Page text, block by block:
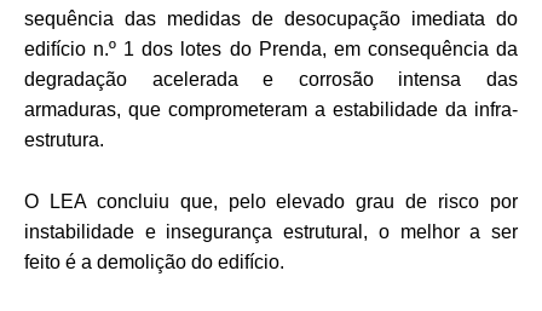
sequência das medidas de desocupação imediata do
edifício n.º 1 dos lotes do Prenda, em consequência da
degradação acelerada e corrosão intensa das
armaduras, que comprometeram a estabilidade da infra-
estrutura.
O LEA concluiu que, pelo elevado grau de risco por
instabilidade e insegurança estrutural, o melhor a ser
feito é a demolição do edifício.